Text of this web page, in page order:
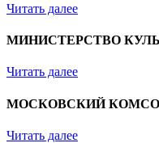
Читать далее
МИНИСТЕРСТВО
Читать далее
МОСКОВСКИЙ
Читать далее